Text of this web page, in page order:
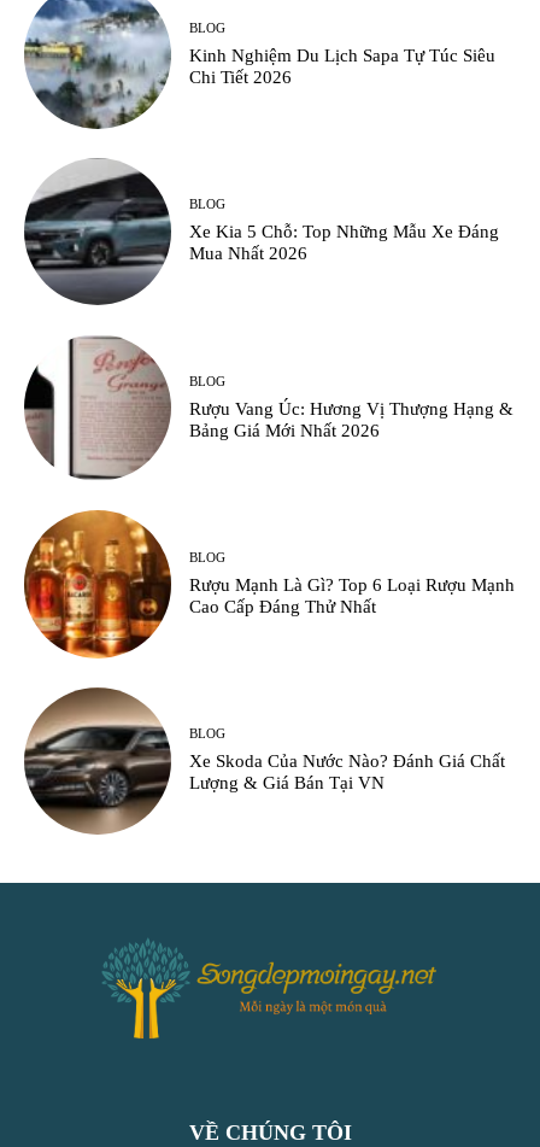
BLOG
Kinh Nghiệm Du Lịch Sapa Tự Túc Siêu
Chi Tiết 2026
BLOG
Xe Kia 5 Chỗ: Top Những Mẫu Xe Đáng
Mua Nhất 2026
BLOG
Rượu Vang Úc: Hương Vị Thượng Hạng &
Bảng Giá Mới Nhất 2026
BLOG
Rượu Mạnh Là Gì? Top 6 Loại Rượu Mạnh
Cao Cấp Đáng Thử Nhất
BLOG
Xe Skoda Của Nước Nào? Đánh Giá Chất
Lượng & Giá Bán Tại VN
VỀ CHÚNG TÔI